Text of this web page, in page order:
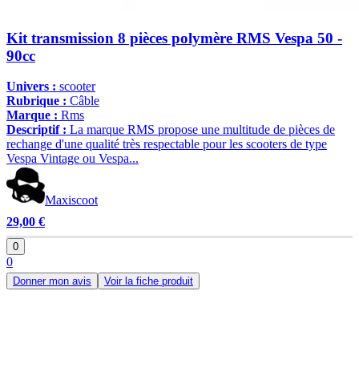
Kit transmission 8 pièces polymère RMS Vespa 50 -
90cc
Univers : scooter
Rubrique : Câble
Marque : Rms
Descriptif : La marque RMS propose une multitude de pièces de
rechange d'une qualité très respectable pour les scooters de type
Vespa Vintage ou Vespa...
Maxiscoot
29,00 €
0
0
Donner mon avis Voir la fiche produit